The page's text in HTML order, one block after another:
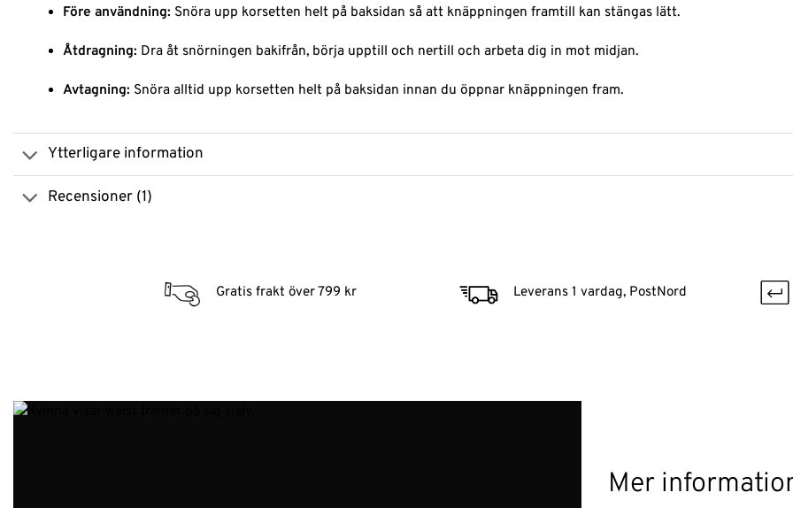
Före användning: Snöra upp korsetten helt på baksidan så att knäppningen framtill kan stängas lätt.
Åtdragning: Dra åt snörningen bakifrån, börja upptill och nertill och arbeta dig in mot midjan.
Avtagning: Snöra alltid upp korsetten helt på baksidan innan du öppnar knäppningen fram.
Ytterligare information
Recensioner (1)
Gratis frakt över 799 kr Leverans 1 vardag, PostNord
Mer